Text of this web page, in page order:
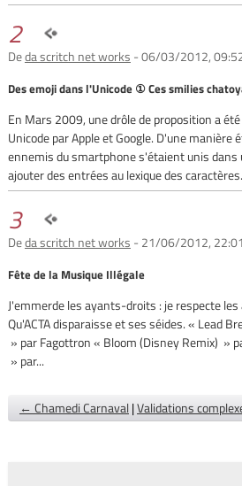
2
Deda scritch net works - 06/03/2012,
Des emoji dans l'Unicode ① Ces smilies
En Mars 2009, une drôle de proposition a
Unicode par Apple et Google. D'une manière
ennemis du smartphone s'étaient unis dans
ajouter des entrées au lexique des
3
Deda scritch net works - 21/06/2012, 22:01
Fête de la Musique Illégale
J'emmerde les ayants-droits : je respecte
Qu'ACTA disparaisse et ses séides. « Lead
» par Fagottron « Bloom (Disney Remix) »
» par...
← Chamedi Carnaval|Validations